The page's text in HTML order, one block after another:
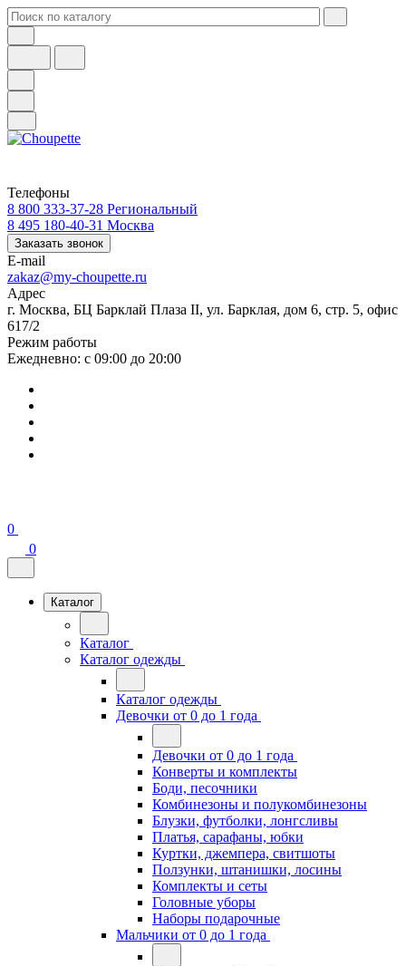
Телефоны
8 800 333-37-28 Региональный
8 495 180-40-31 Москва
Заказать звонок
E-mail
zakaz@my-choupette.ru
Адрес
г. Москва, БЦ Барклай Плаза II, ул. Барклая, дом 6, стр. 5, офис
617/2
Режим работы
Ежедневно: с 09:00 до 20:00
0
0
Каталог
Каталог
Каталог одежды
Каталог одежды
Девочки от 0 до 1 года
Девочки от 0 до 1 года
Конверты и комплекты
Боди, песочники
Комбинезоны и полукомбинезоны
Блузки, футболки, лонгсливы
Платья, сарафаны, юбки
Куртки, джемпера, свитшоты
Ползунки, штанишки, лосины
Комплекты и сеты
Головные уборы
Наборы подарочные
Мальчики от 0 до 1 года